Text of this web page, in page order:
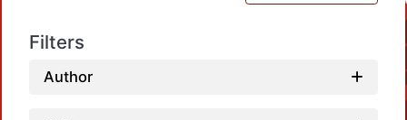
Filters
Author